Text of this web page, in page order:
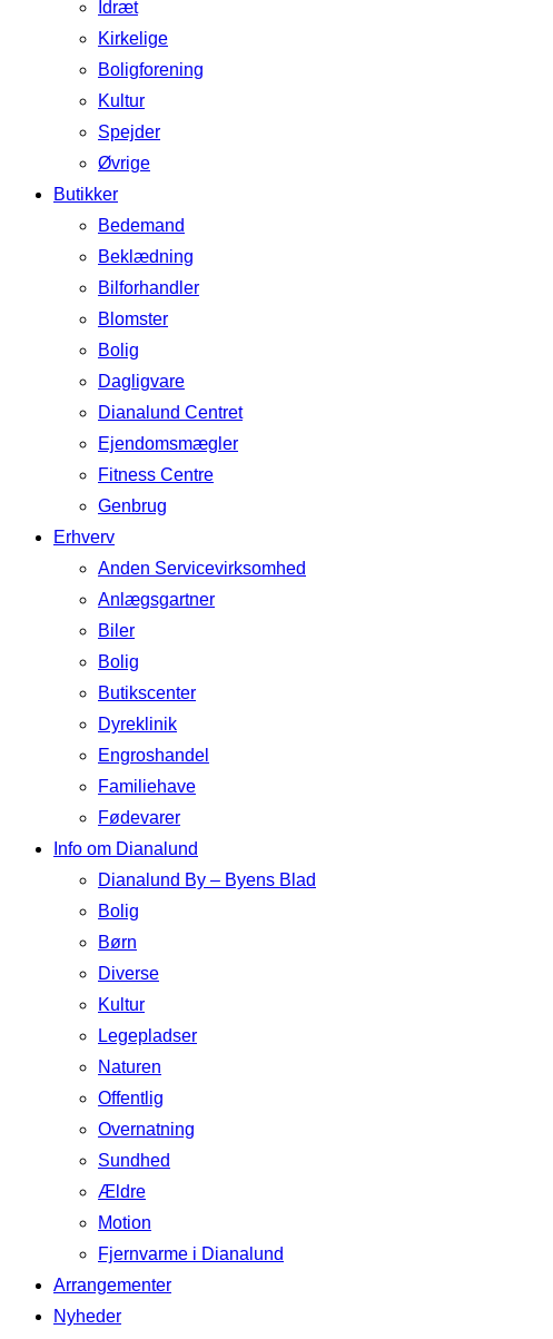
Idræt
Kirkelige
Boligforening
Kultur
Spejder
Øvrige
Butikker
Bedemand
Beklædning
Bilforhandler
Blomster
Bolig
Dagligvare
Dianalund Centret
Ejendomsmægler
Fitness Centre
Genbrug
Erhverv
Anden Servicevirksomhed
Anlægsgartner
Biler
Bolig
Butikscenter
Dyreklinik
Engroshandel
Familiehave
Fødevarer
Info om Dianalund
Dianalund By – Byens Blad
Bolig
Børn
Diverse
Kultur
Legepladser
Naturen
Offentlig
Overnatning
Sundhed
Ældre
Motion
Fjernvarme i Dianalund
Arrangementer
Nyheder